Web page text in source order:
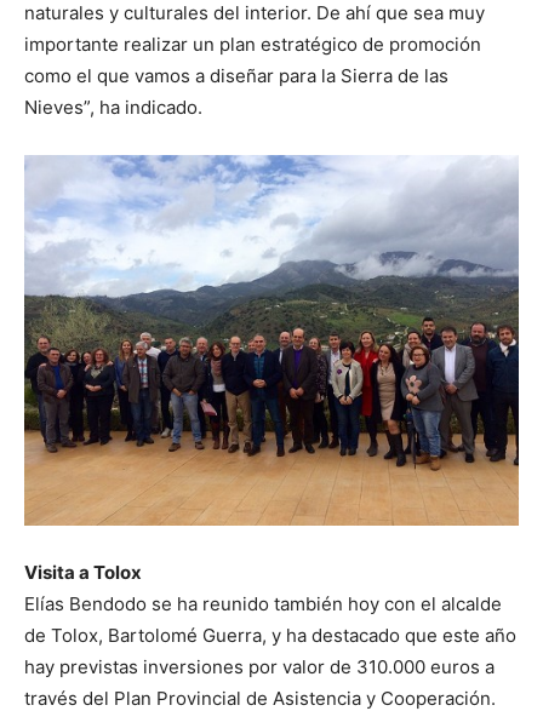
naturales y culturales del interior. De ahí que sea muy
importante realizar un plan estratégico de promoción
como el que vamos a diseñar para la Sierra de las
Nieves”, ha indicado.
Visita a Tolox
Elías Bendodo se ha reunido también hoy con el alcalde
de Tolox, Bartolomé Guerra, y ha destacado que este año
hay previstas inversiones por valor de 310.000 euros a
través del Plan Provincial de Asistencia y Cooperación.